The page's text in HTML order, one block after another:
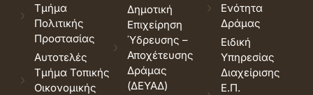
Τμήμα
Πολιτικής
Προστασίας
Αυτοτελές
Τμήμα Τοπικής
Οικονομικής
Δημοτική
Επιχείρηση
Ύδρευσης –
Αποχέτευσης
Δράμας
(ΔΕΥΑΔ)
Ενότητα
Δράμας
Ειδική
Υπηρεσίας
Διαχείρισης
Ε.Π.